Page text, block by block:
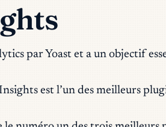
par Yoast et a un objectif
est l’un des meilleurs